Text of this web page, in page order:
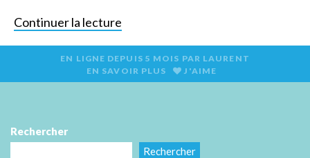
Continuer la lecture
EN LIGNE DEPUIS 5 MOIS PAR LAURENT
EN SAVOIR PLUS
J'AIME
Rechercher
Rechercher